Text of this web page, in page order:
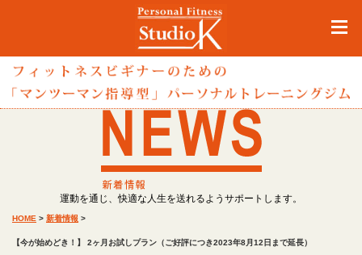
運動を通じ、快適な人生を送れるようサポートします。
HOME > 新着情報 >
【今が始めどき！】 2ヶ月お試しプラン（ご好評につき2023年8月12日まで延長）